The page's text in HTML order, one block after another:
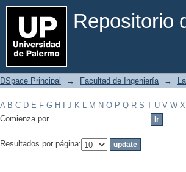
Repositorio
Filtrar por: Materia
DSpace Principal → Facultad de Ingeniería →
A B C D E F G H J K L M N O P Q R S T U V W X
Comienza por
Resultados por página: